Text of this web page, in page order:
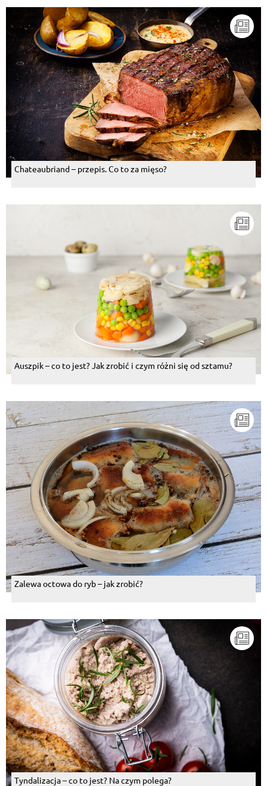
Chateaubriand – przepis. Co to za mięso?
Auszpik – co to jest? Jak zrobić i czym różni się od sztamu?
Zalewa octowa do ryb – jak zrobić?
Tyndalizacja – co to jest? Na czym polega?